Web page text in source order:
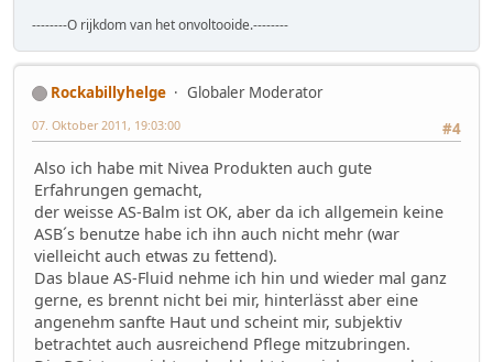
--------O rijkdom van het onvoltooide.--------
Rockabillyhelge
Globaler Moderator
#4
07. Oktober 2011, 19:03:00
Also ich habe mit Nivea Produkten auch gute
Erfahrungen gemacht,
der weisse AS-Balm ist OK, aber da ich allgemein keine
ASB´s benutze habe ich ihn auch nicht mehr (war
vielleicht auch etwas zu fettend).
Das blaue AS-Fluid nehme ich hin und wieder mal ganz
gerne, es brennt nicht bei mir, hinterlässt aber eine
angenehm sanfte Haut und scheint mir, subjektiv
betrachtet auch ausreichend Pflege mitzubringen.